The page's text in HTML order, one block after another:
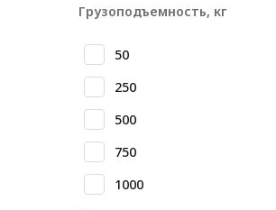
назначения
Радиаторный алюминиевый
профиль NEW!
Лист алюминиевый
Метрический крепеж
Конструкции из профиля
Грузоподъемность, кг
50
250
500
750
1000